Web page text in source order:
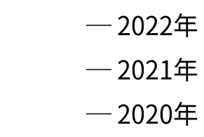
─ 2022年
─ 2021年
─ 2020年